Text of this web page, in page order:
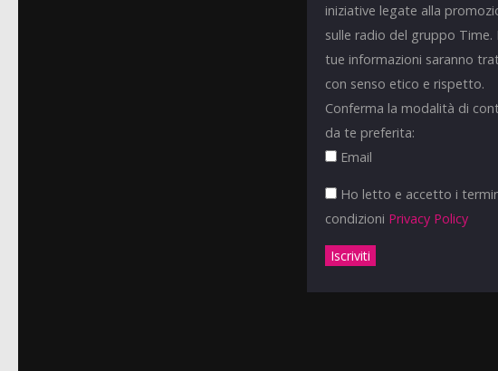
iniziative legate alla
sulle radio del gruppo Time.
tue informazioni saranno
con senso etico e rispetto.
Conferma la modalità di
da te preferita:
Email
Ho letto e accetto i
condizioni Privacy Policy